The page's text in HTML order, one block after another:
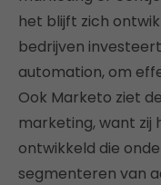
het blijft zich
bedrijven
automation, om
Ook Marketo ziet
marketing, want zij
ontwikkeld die
segmenteren van